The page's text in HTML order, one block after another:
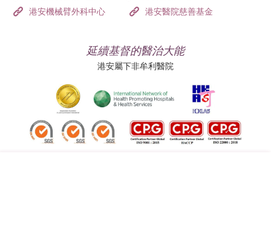
港安機械臂外科中心
港安醫院慈善基金
延續基督的醫治大能
港安屬下非牟利醫院